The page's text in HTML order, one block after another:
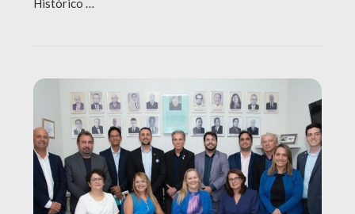
Histórico …